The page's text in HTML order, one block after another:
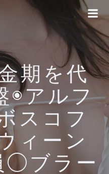
期を代
◉アルフ
スコフ
ィーン
◯ブラー